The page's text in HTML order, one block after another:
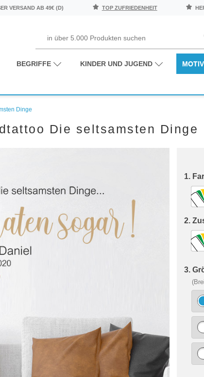
VERSAND AB 49€ (D) TOP ZUFRIEDENHEIT
BEGRIFFE KINDER UND JUGEND
Dinge
Die seltsamsten Dinge
1.
2.
3.